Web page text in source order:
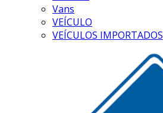
Vans
VEÍCULO
VEÍCULOS IMPORTADOS